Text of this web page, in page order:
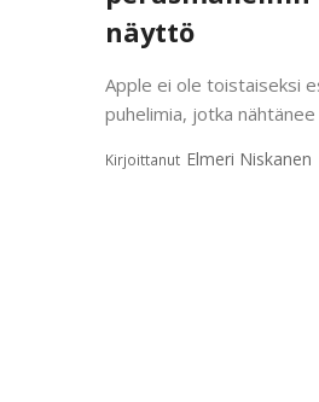
näyttö
Apple ei ole toistaiseksi
puhelimia, jotka
Kirjoittanut Elmeri Niskanen